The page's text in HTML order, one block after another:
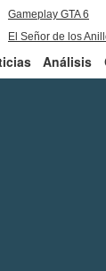
Gameplay GTA 6
El Señor de los
Análisis